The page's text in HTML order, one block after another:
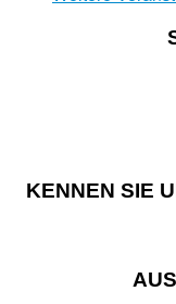
KENNEN SIE